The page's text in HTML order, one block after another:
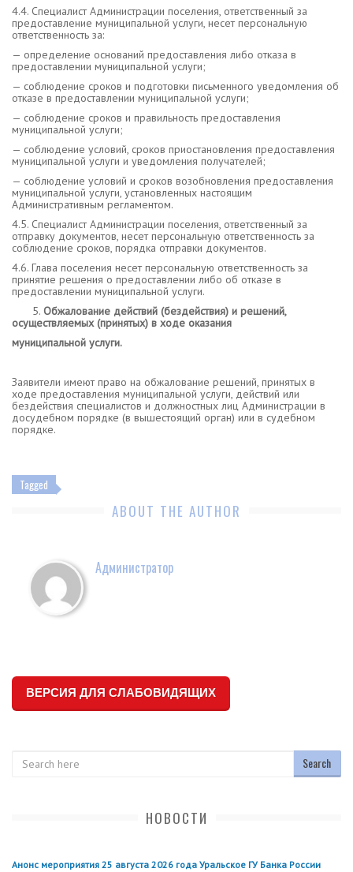
4.4. Специалист Администрации поселения, ответственный за
предоставление муниципальной услуги, несет персональную
ответственность за:
— определение оснований предоставления либо отказа в
предоставлении муниципальной услуги;
— соблюдение сроков и подготовки письменного уведомления об
отказе в предоставлении муниципальной услуги;
— соблюдение сроков и правильность предоставления
муниципальной услуги;
— соблюдение условий, сроков приостановления предоставления
муниципальной услуги и уведомления получателей;
— соблюдение условий и сроков возобновления предоставления
муниципальной услуги, установленных настоящим
Административным регламентом.
4.5. Специалист Администрации поселения, ответственный за
отправку документов, несет персональную ответственность за
соблюдение сроков, порядка отправки документов.
4.6. Глава поселения несет персональную ответственность за
принятие решения о предоставлении либо об отказе в
предоставлении муниципальной услуги.
Обжалование действий (бездействия) и решений,
осуществляемых (принятых) в ходе оказания
муниципальной услуги.
Заявители имеют право на обжалование решений, принятых в
ходе предоставления муниципальной услуги, действий или
бездействия специалистов и должностных лиц Администрации в
досудебном порядке (в вышестоящий орган) или в судебном
порядке.
Tagged
ABOUT THE AUTHOR
Администратор
ВЕРСИЯ ДЛЯ СЛАБОВИДЯЩИХ
НОВОСТИ
Анонс мероприятия 25 августа 2026 года Уральское ГУ Банка России